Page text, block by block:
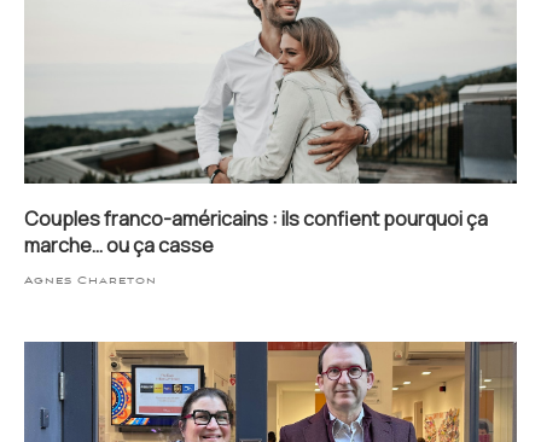
Couples franco-américains : ils confient pourquoi ça
marche… ou ça casse
Agnes Chareton